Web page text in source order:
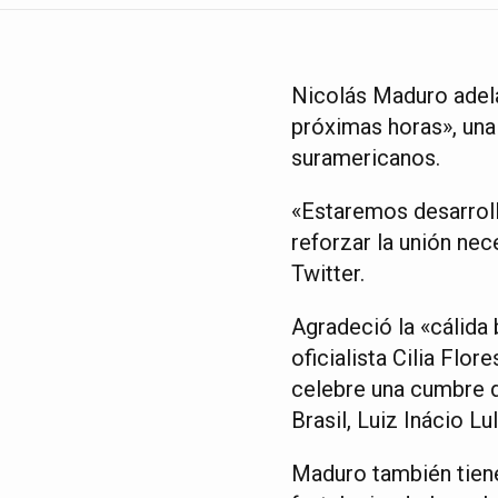
Nicolás Maduro
próximas horas»,
suramericanos.
«Estaremos
reforzar la unión
Twitter.
Agradeció la «cálida
oficialista Cilia
celebre una cumbre
Brasil, Luiz Inácio
Maduro también